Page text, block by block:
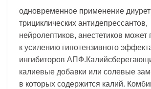
одновременное применение
трициклических антидепрессантов,
нейролептиков, анестетиков может
к усилению гипотензивного
ингибиторов
калиевые добавки или солевые
в которых содержится калий.